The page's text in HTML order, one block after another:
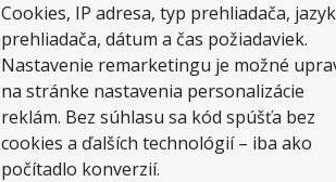
Cookies, IP adresa, typ prehliadača, jazyk
prehliadača, dátum a čas požiadaviek.
Nastavenie remarketingu je možné
na stránke nastavenia personalizácie
reklám. Bez súhlasu sa kód spúšťa bez
cookies a ďalších technológií – iba ako
počítadlo konverzií.